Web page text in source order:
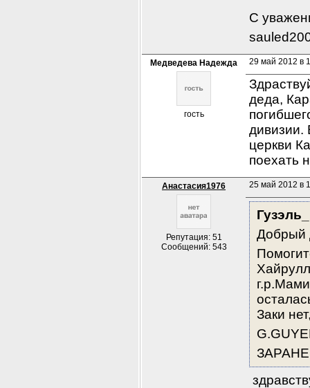
С
Медведева Надежда
гость
29 май 2012 в
деда,
дивизии.
церкви
поехать
Анастасия1976
Репутация: 51
Сообщений: 543
25 май 2012 в
Гузэль_
Добрый
Заки